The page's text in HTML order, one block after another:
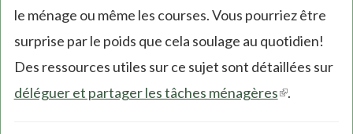
le ménage ou même les courses. Vous pourriez être
surprise par le poids que cela soulage au quotidien!
Des ressources utiles sur ce sujet sont détaillées sur
déléguer et partager les tâches ménagères(link
.